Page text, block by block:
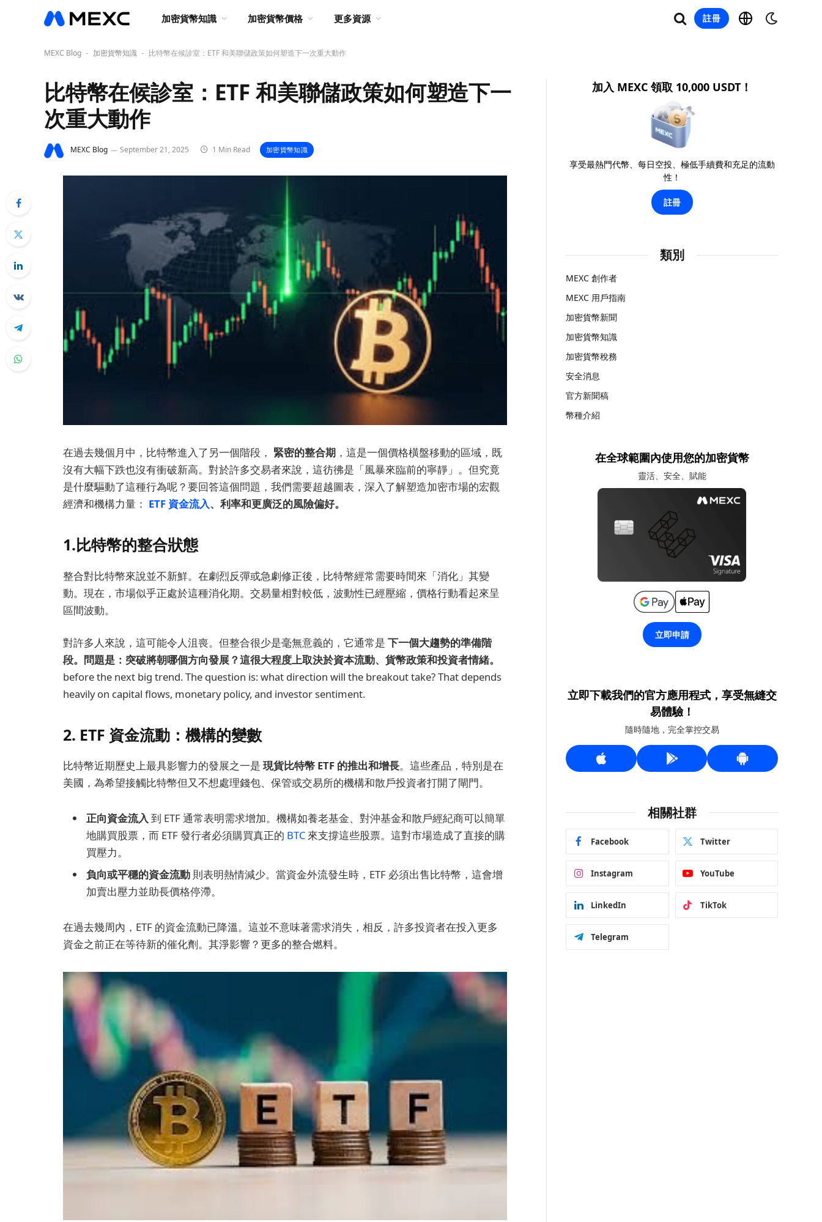
加密貨幣知識 加密貨幣價格 更多資源 註冊
MEXC Blog - 加密貨幣知識 - 比特幣在候診室：ETF 和美聯儲政策如何塑造下一次重大動作
比特幣在候診室：ETF 和美聯儲政策如何塑造下一
次重大動作
MEXC Blog September 21, 2025 1 Min Read 加密貨幣知識
在過去幾個月中，比特幣進入了另一個階段， 緊密的整合期 ，這是一個價格橫盤移動的區域，既
沒有大幅下跌也沒有衝破新高。對於許多交易者來說，這彷彿是「風暴來臨前的寧靜」。但究竟
是什麼驅動了這種行為呢？要回答這個問題，我們需要超越圖表，深入了解塑造加密市場的宏觀
經濟和機構力量： ETF 資金流入、利率和更廣泛的風險偏好。
1.比特幣的整合狀態
整合對比特幣來說並不新鮮。在劇烈反彈或急劇修正後，比特幣經常需要時間來「消化」其變
動。現在，市場似乎正處於這種消化期。交易量相對較低，波動性已經壓縮，價格行動看起來呈
區間波動。
對許多人來說，這可能令人沮喪。但整合很少是毫無意義的，它通常是 下一個大趨勢的準備階
段。問題是：突破將朝哪個方向發展？這很大程度上取決於資本流動、貨幣政策和投資者情緒。
before the next big trend. The question is: what direction will the breakout take? That depends
heavily on capital flows, monetary policy, and investor sentiment.
2. ETF 資金流動：機構的變數
比特幣近期歷史上最具影響力的發展之一是 現貨比特幣 ETF 的推出和增長。這些產品，特別是在
美國，為希望接觸比特幣但又不想處理錢包、保管或交易所的機構和散戶投資者打開了閘門。
正向資金流入 到 ETF 通常表明需求增加。機構如養老基金、對沖基金和散戶經紀商可以簡單
地購買股票，而 ETF 發行者必須購買真正的 BTC 來支撐這些股票。這對市場造成了直接的購
買壓力。
負向或平穩的資金流動 則表明熱情減少。當資金外流發生時，ETF 必須出售比特幣，這會增
加賣出壓力並助長價格停滯。
在過去幾周內，ETF 的資金流動已降溫。這並不意味著需求消失，相反，許多投資者在投入更多
資金之前正在等待新的催化劑。其淨影響？更多的整合燃料。
加入 MEXC 領取 10,000 USDT！
享受最熱門代幣、每日空投、極低手續費和充足的流動
性！
註冊
類別
MEXC 創作者
MEXC 用戶指南
加密貨幣新聞
加密貨幣知識
加密貨幣稅務
安全消息
官方新聞稿
幣種介紹
在全球範圍內使用您的加密貨幣
靈活、安全、賦能
立即申請
立即下載我們的官方應用程式，享受無縫交
易體驗！
隨時隨地，完全掌控交易
相關社群
Facebook Twitter
Instagram YouTube
LinkedIn TikTok
Telegram